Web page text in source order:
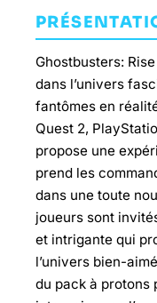
Ghostbusters:
dans l’univers
fantômes en
Quest 2,
propose une
prend les
dans une toute
joueurs sont
et intrigante qui
l’univers bien-
du pack à protons